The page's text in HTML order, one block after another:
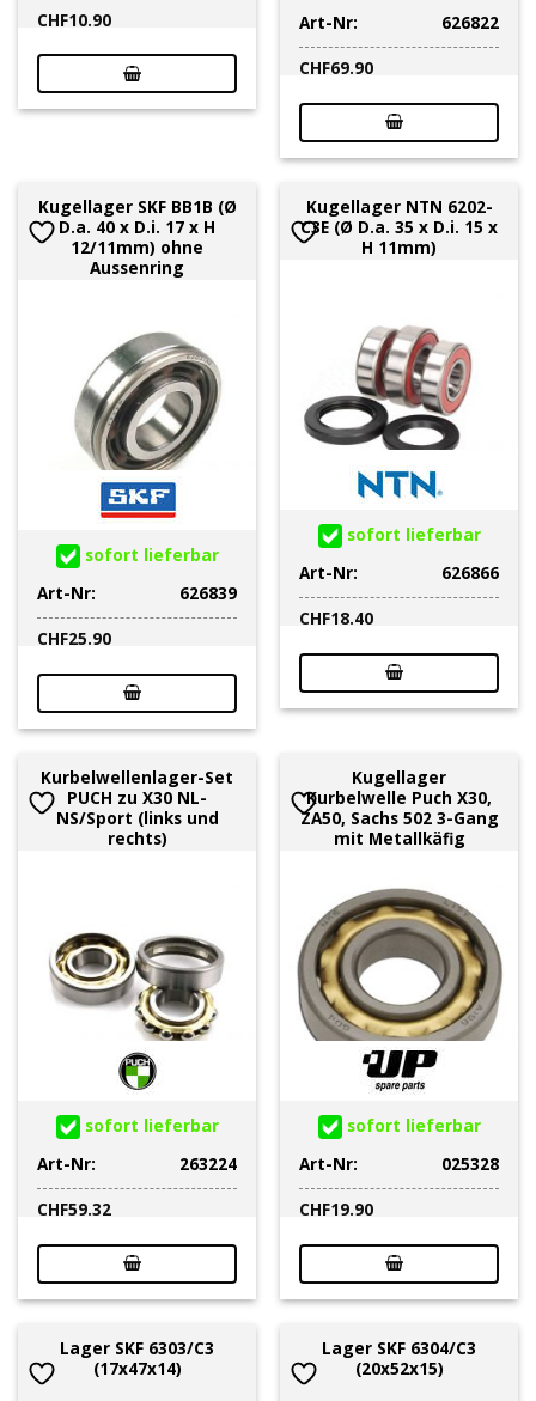
CHF10.90
Art-Nr:
626822
CHF69.90
Kugellager SKF BB1B (Ø
D.a. 40 x D.i. 17 x H
12/11mm) ohne
Aussenring
sofort lieferbar
Art-Nr:
626839
CHF25.90
Kugellager NTN 6202-
C3E (Ø D.a. 35 x D.i. 15 x
H 11mm)
sofort lieferbar
Art-Nr:
626866
CHF18.40
Kurbelwellenlager-Set
PUCH zu X30 NL-
NS/Sport (links und
rechts)
sofort lieferbar
Art-Nr:
263224
CHF59.32
Kugellager
Kurbelwelle Puch X30,
ZA50, Sachs 502 3-Gang
mit Metallkäfig
sofort lieferbar
Art-Nr:
025328
CHF19.90
Lager SKF 6303/C3
(17x47x14)
Lager SKF 6304/C3
(20x52x15)